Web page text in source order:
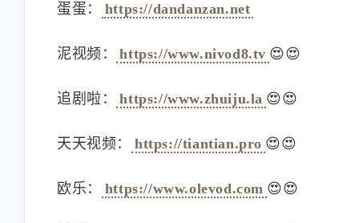
发现与掌握前沿技术。
蛋蛋： https://dandanzan.net
泥视频： https://www.nivod8.tv 😍😍
追剧啦： https://www.zhuiju.la 😍😍
天天视频： https://tiantian.pro 😍😍
欧乐： https://www.olevod.com 😍😍